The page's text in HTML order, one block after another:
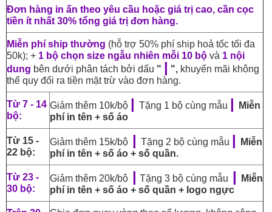
Đơn hàng in ấn theo yêu cầu hoặc giá trị cao, cần cọc
tiền ít nhất 30% tổng giá trị đơn hàng.
Miễn phí ship thường (hỗ trợ 50% phí ship hoả tốc tối đa
50k); + 1 bộ chọn size ngẫu nhiên mỗi 10 bộ và 1 nội
dung bên dưới phân tách bởi dấu " | ", khuyến mãi không
thể quy đổi ra tiền mặt trừ vào đơn hàng.
Từ 7 - 14
bộ:
Giảm thêm 10k/bộ | Tặng 1 bộ cùng mẫu |
Miễn
phí in tên + số áo
Từ 15 -
22 bộ:
Giảm thêm 15k/bộ | Tặng 2 bộ cùng mẫu |
Miễn
phí in tên + số áo + số quần.
Từ 23 -
30 bộ:
Giảm thêm 20k/bộ | Tặng 3 bộ cùng mẫu |
Miễn
phí in tên + số áo + số quần + logo ngực